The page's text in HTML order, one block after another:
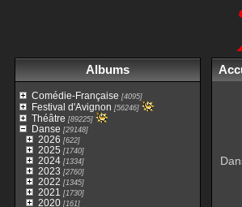
Albums
Comédie-Française [4095]
Festival d'Avignon [56246]
Théâtre [89225]
Danse [29148]
2026 [622]
2025 [1740]
2024[1334]
2023 [2760]
2022 [1345]
2021 [1730]
2020[161]